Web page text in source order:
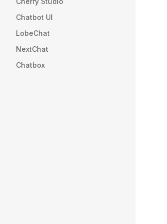
Chatbot UI
LobeChat
NextChat
Chatbox